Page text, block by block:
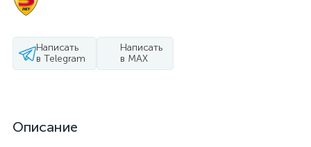
Написать
в Telegram
Написать
в MAX
Описание